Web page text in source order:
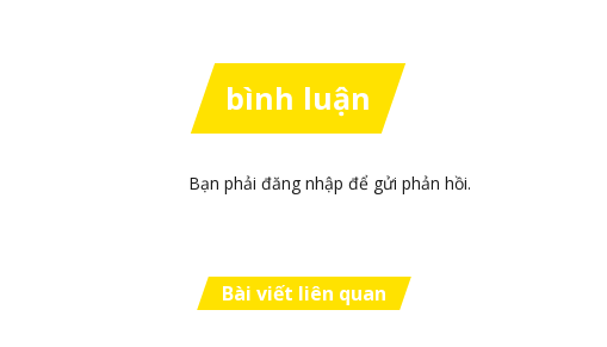
bình luận
Bạn phải đăng nhập để gửi phản hồi.
Bài viết liên quan